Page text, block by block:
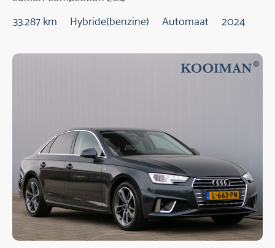
Pk Automaat
33.287 km Hybride(benzine) Automaat 2024